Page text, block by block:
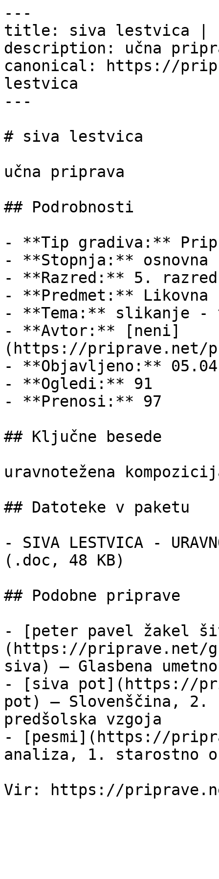
---
title: siva lestvica |
description: učna
canonical: https://
lestvica
---
# siva lestvica
učna priprava
## Podrobnosti
- **Tip gradiva:**
- **Stopnja:** osnovna
- **Razred:** 5. razred
- **Predmet:** Likovna
- **Tema:** slikanje -
- **Avtor:** [neni]
(https://priprave.net/
- **Objavljeno:**
- **Ogledi:** 91
- **Prenosi:** 97
## Ključne besede
uravnotežena
## Datoteke v paketu
- SIVA LESTVICA -
(.doc, 48 KB)
## Podobne priprave
- [peter pavel žakel
(https://priprave.net/
siva) — Glasbena
- [siva pot](https://
pot) — Slovenščina, 2.
predšolska vzgoja
- [pesmi](https://
analiza, 1. starostno